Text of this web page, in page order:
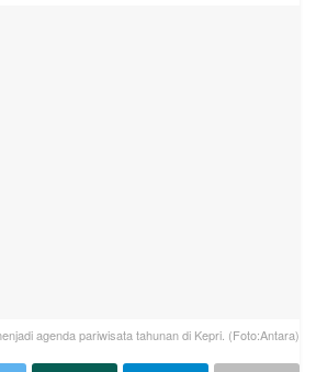
agenda pariwisata tahunan di Kepri. (Foto:Antara)